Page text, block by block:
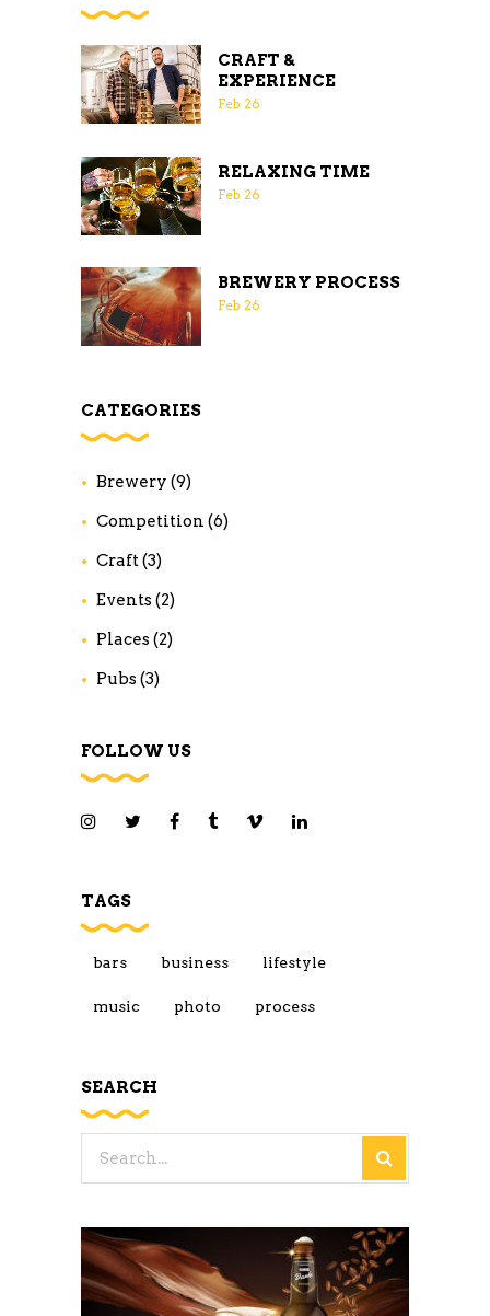
CRAFT &
EXPERIENCE
Feb 26
RELAXING TIME
Feb 26
BREWERY PROCESS
Feb 26
CATEGORIES
Brewery (9)
Competition (6)
Craft(3)
Events(2)
Places(2)
Pubs(3)
FOLLOW US
TAGS
bars business lifestyle
music photo process
SEARCH